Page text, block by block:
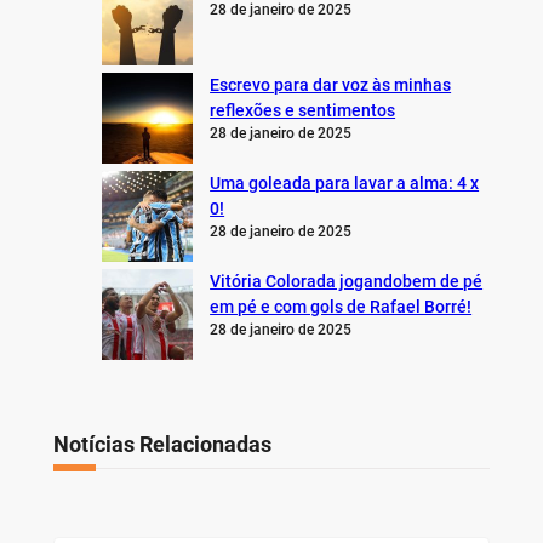
28 de janeiro de 2025
Escrevo para dar voz às minhas
reflexões e sentimentos
28 de janeiro de 2025
Uma goleada para lavar a alma: 4 x
0!
28 de janeiro de 2025
Vitória Colorada jogandobem de pé
em pé e com gols de Rafael Borré!
28 de janeiro de 2025
Notícias Relacionadas